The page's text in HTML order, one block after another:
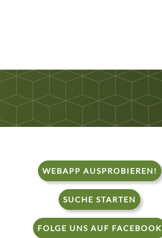
WEBAPP AUSPROBIEREN!
SUCHE STARTEN
FOLGE UNS AUF FACEBOOK